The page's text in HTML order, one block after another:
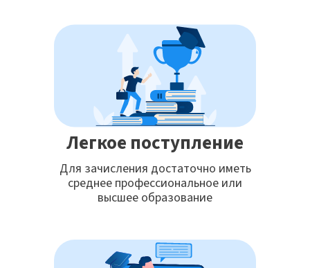
Легкое поступление
Для зачисления достаточно иметь
среднее профессиональное или
высшее образование